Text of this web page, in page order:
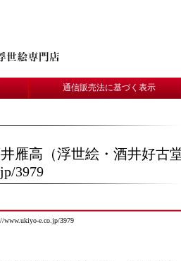
通信販売法に基づく表示
高（浮世絵・酒井好古
3979
e.co.jp/3979